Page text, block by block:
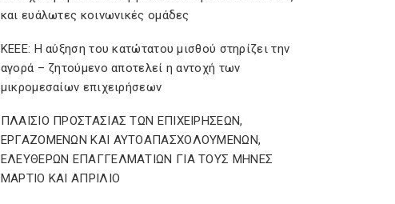
και ευάλωτες κοινωνικές ομάδες
ΚΕΕΕ: Η αύξηση του κατώτατου μισθού στηρίζει την
αγορά – ζητούμενο αποτελεί η αντοχή των
μικρομεσαίων επιχειρήσεων
ΠΛΑΙΣΙΟ ΠΡΟΣΤΑΣΙΑΣ ΤΩΝ ΕΠΙΧΕΙΡΗΣΕΩΝ,
ΕΡΓΑΖΟΜΕΝΩΝ ΚΑΙ ΑΥΤΟΑΠΑΣΧΟΛΟΥΜΕΝΩΝ,
ΕΛΕΥΘΕΡΩΝ ΕΠΑΓΓΕΛΜΑΤΙΩΝ ΓΙΑ ΤΟΥΣ ΜΗΝΕΣ
ΜΑΡΤΙΟ ΚΑΙ ΑΠΡΙΛΙΟ